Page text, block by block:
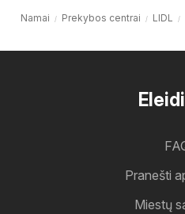
Namai Prekybos centrai LIDL
Pranešti
Miestų